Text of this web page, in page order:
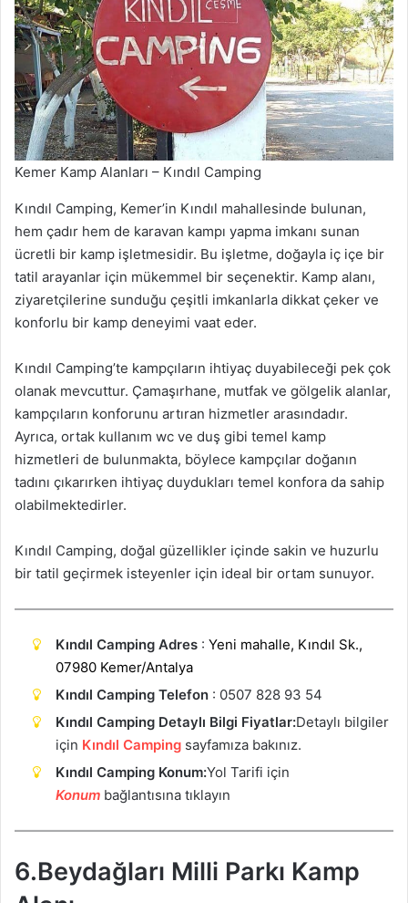
Kemer Kamp Alanları – Kındıl Camping
Kındıl Camping, Kemer’in Kındıl mahallesinde bulunan,
hem çadır hem de karavan kampı yapma imkanı sunan
ücretli bir kamp işletmesidir. Bu işletme, doğayla iç içe bir
tatil arayanlar için mükemmel bir seçenektir. Kamp alanı,
ziyaretçilerine sunduğu çeşitli imkanlarla dikkat çeker ve
konforlu bir kamp deneyimi vaat eder.
Kındıl Camping’te kampçıların ihtiyaç duyabileceği pek çok
olanak mevcuttur. Çamaşırhane, mutfak ve gölgelik alanlar,
kampçıların konforunu artıran hizmetler arasındadır.
Ayrıca, ortak kullanım wc ve duş gibi temel kamp
hizmetleri de bulunmakta, böylece kampçılar doğanın
tadını çıkarırken ihtiyaç duydukları temel konfora da sahip
olabilmektedirler.
Kındıl Camping, doğal güzellikler içinde sakin ve huzurlu
bir tatil geçirmek isteyenler için ideal bir ortam sunuyor.
Kındıl Camping Adres : Yeni mahalle, Kındıl Sk.,
07980 Kemer/Antalya
Kındıl Camping Telefon : 0507 828 93 54
Kındıl Camping Detaylı Bilgi Fiyatlar:Detaylı bilgiler
için Kındıl Camping sayfamıza bakınız.
Kındıl Camping Konum:Yol Tarifi için
Konum bağlantısına tıklayın
6.Beydağları Milli Parkı Kamp